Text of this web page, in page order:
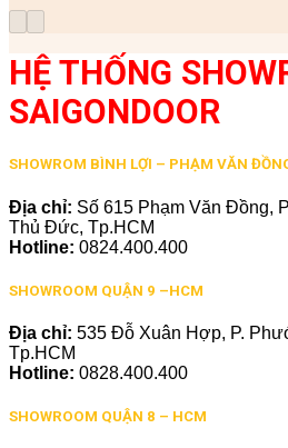
HỆ THỐNG
SAIGONDOOR
SHOWROM BÌNH LỢI – PHẠM VĂN
Địa chỉ: Số 615 Phạm Văn Đồng,
Thủ Đức, Tp.HCM
Hotline: 0824.400.400
SHOWROOM QUẬN 9 –HCM
Địa chỉ: 535 Đỗ Xuân Hợp, P.
Tp.HCM
Hotline: 0828.400.400
SHOWROOM QUẬN 8 – HCM